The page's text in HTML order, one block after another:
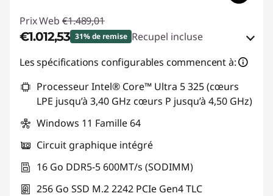
Prix Web €1.489,01
€1.012,53 31% de remise Recupel incluse
Bons de réduction en ligne :-€476,48
Code de réduction : THINKDEAL
Les spécifications configurables commencent à:
Processeur Intel® Core™ Ultra 5 325 (cœurs
LPE jusqu’à 3,40 GHz cœurs P jusqu’à 4,50 GHz)
Windows 11 Famille 64
Circuit graphique intégré
16 Go DDR5-5 600MT/s (SODIMM)
256 Go SSD M.2 2242 PCIe Gen4 TLC